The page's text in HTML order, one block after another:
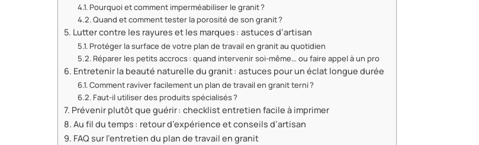
Pourquoi et comment imperméabiliser le granit ?
Quand et comment tester la porosité de son granit ?
Lutter contre les rayures et les marques : astuces d’artisan
Protéger la surface de votre plan de travail en granit au quotidien
Réparer les petits accrocs : quand intervenir soi-même… ou faire appel à un pro
Entretenir la beauté naturelle du granit : astuces pour un éclat longue durée
Comment raviver facilement un plan de travail en granit terni ?
Faut-il utiliser des produits spécialisés ?
Prévenir plutôt que guérir : checklist entretien facile à imprimer
Au fil du temps : retour d’expérience et conseils d’artisan
FAQ sur l’entretien du plan de travail en granit